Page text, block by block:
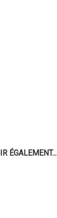
ÉGALEMENT...